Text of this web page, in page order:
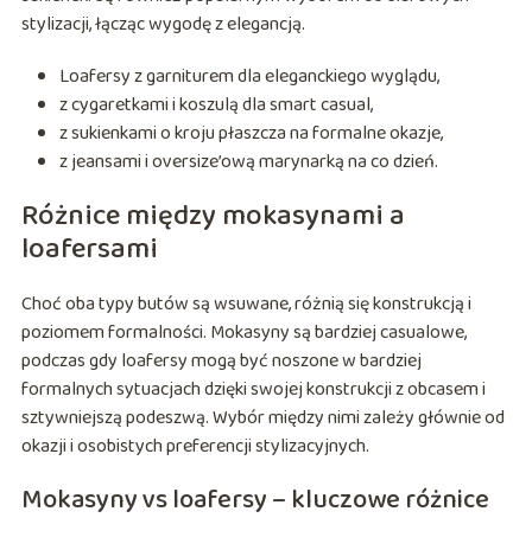
stylizacji, łącząc wygodę z elegancją.
Loafersy z garniturem dla eleganckiego wyglądu,
z cygaretkami i koszulą dla smart casual,
z sukienkami o kroju płaszcza na formalne okazje,
z jeansami i oversize’ową marynarką na co dzień.
Różnice między mokasynami a
loafersami
Choć oba typy butów są wsuwane, różnią się konstrukcją i
poziomem formalności. Mokasyny są bardziej casualowe,
podczas gdy loafersy mogą być noszone w bardziej
formalnych sytuacjach dzięki swojej konstrukcji z obcasem i
sztywniejszą podeszwą. Wybór między nimi zależy głównie od
okazji i osobistych preferencji stylizacyjnych.
Mokasyny vs loafersy – kluczowe różnice